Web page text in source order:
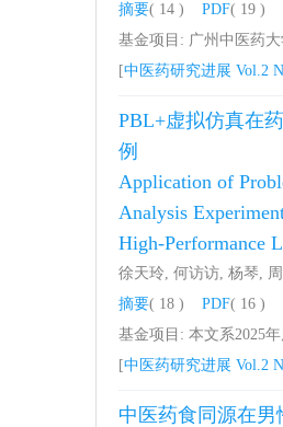
摘要( 14 ) PDF( 19 )
基金项目: 广州中医药
[中医药研究进展 Vol.2
PBL+虚拟仿真在
例
Application of
Analysis
High-Performance
徐天玲, 何访访, 杨琴,
摘要( 18 ) PDF( 16 )
基金项目: 本文系2025
[中医药研究进展 Vol.2
中医药食同源在